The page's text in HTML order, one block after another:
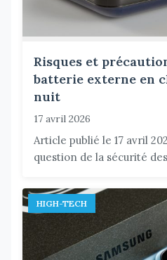
Risques et
batterie externe en
nuit
17 avril 2026
Article publié le 17 avril
question de la sécurité
HIGH-TECH